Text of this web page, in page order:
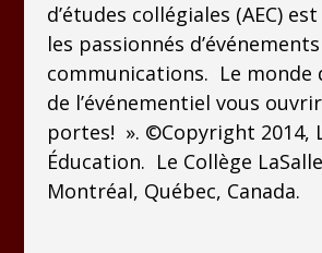
d’études collégiales (AEC)
les passionnés
communications. Le monde
de l’événementiel vous
portes! ». ©Copyright 2014,
Éducation. Le Collège
Montréal, Québec, Canada.